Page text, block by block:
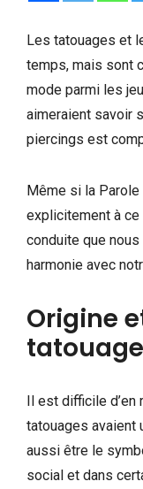
Les tatouages et
temps, mais sont
mode parmi les
aimeraient savoir
piercings est
Même si la
explicitement à ce
conduite que
harmonie avec
Origine
Il est difficile d’en
tatouages avaient
aussi être le
social et dans